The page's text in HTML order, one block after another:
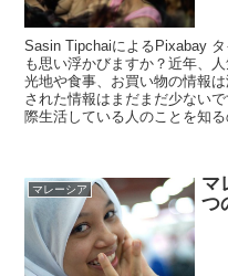
Sasin TipchaiによるPixabay
も思い浮かびますか？近年、
光地や食事、お買い物の情報
された情報はまだまだ少ない
際生活している人のことを知
マレーシア
マ
つ